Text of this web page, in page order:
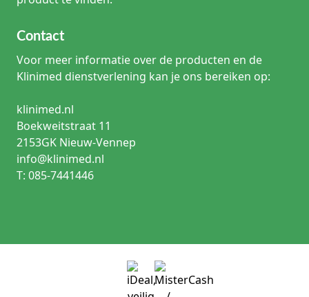
Contact
Voor meer informatie over de producten en de
Klinimed dienstverlening kan je ons bereiken op:
klinimed.nl
Boekweitstraat 11
2153GK Nieuw-Vennep
info@klinimed.nl
T: 085-7441446